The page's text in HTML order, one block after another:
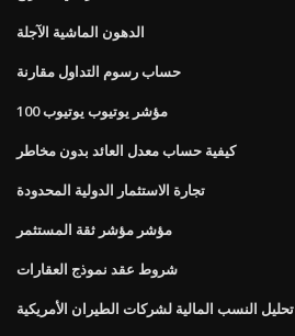
الدهون الماشية الآجلة
حساب رسوم التداول مقارنة
مؤشر يوتيوب يوتيوب 100
كيفية حساب معدل العائد بدون مخاطر
تجارة الاستثمار الدولية المحدودة
مؤشر مؤشر ثقة المستثمر
شروط عقد نموذج العقارات
تحليل النسب المالية لشركات الطيران الأمريكية